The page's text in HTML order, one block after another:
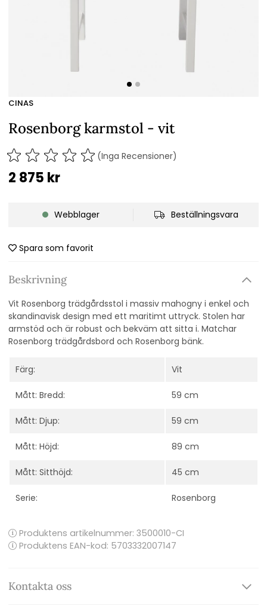
CINAS
Rosenborg karmstol - vit
(Inga Recensioner)
2 875 kr
Webblager Beställningsvara
Spara som favorit
Beskrivning
Vit Rosenborg trädgårdsstol i massiv mahogny i enkel och
skandinavisk design med ett maritimt uttryck. Stolen har
armstöd och är robust och bekväm att sitta i. Matchar
Rosenborg trädgårdsbord och Rosenborg bänk.
Färg: Vit
Mått: Bredd: 59 cm
Mått: Djup: 59 cm
Mått: Höjd: 89 cm
Mått: Sitthöjd: 45 cm
Serie: Rosenborg
Produktens artikelnummer: 3500010-CI
Produktens EAN-kod: 5703332007147
Kontakta oss